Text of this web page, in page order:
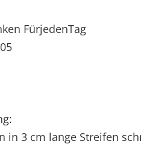
FürjedenTag
in 3 cm lange Streifen